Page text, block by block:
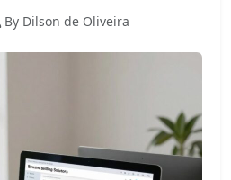
By Dilson de Oliveira